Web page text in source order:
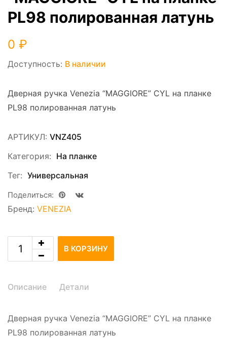
PL98 полированная латунь
0 ₽
Доступность: В наличии
Дверная ручка Venezia “MAGGIORE” CYL на планке
PL98 полированная латунь
АРТИКУЛ: VNZ405
Категория: На планке
Тег: Универсальная
Поделиться:
Бренд: VENEZIA
В КОРЗИНУ
Описание Детали
Дверная ручка Venezia “MAGGIORE” CYL на планке
PL98 полированная латунь